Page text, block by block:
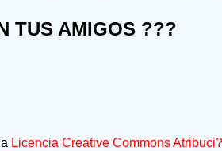
TUS AMIGOS ???
Licencia Creative Commons